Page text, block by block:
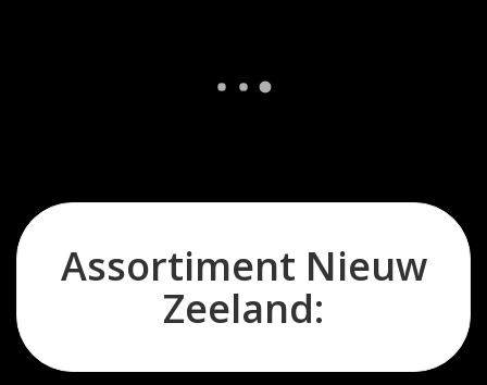
Assortiment Nieuw
Zeeland: